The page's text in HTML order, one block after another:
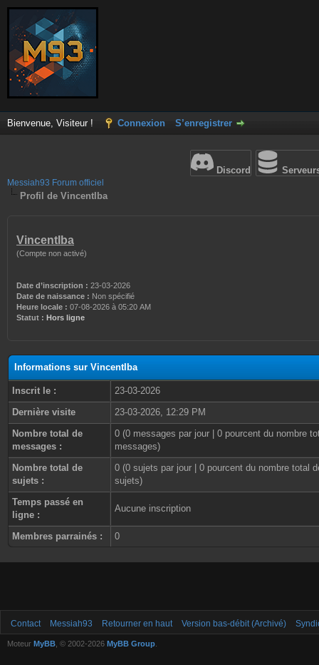
Bienvenue, Visiteur ! Connexion S’enregistrer
Discord
Messiah93 Forum officiel
Profil de VincentIba
VincentIba
(Compte non activé)
Date d’inscription : 23-03-2026
Date de naissance : Non spécifié
Heure locale : 07-08-2026 à 05:20 AM
Statut : Hors ligne
Informations sur VincentIba
Inscrit le :
23-03-2026
Dernière visite
23-03-2026, 12:29 PM
Nombre total de
messages :
0 (0 messages par jour | 0 pourcent du nombre
messages)
Nombre total de
sujets :
0 (0 sujets par jour | 0 pourcent du nombre total
sujets)
Temps passé en
ligne :
Aucune inscription
Membres parrainés : 0
Contact Messiah93 Retourner en haut Version bas-débit (Archivé)
Moteur MyBB , © 2002-2026 MyBB Group